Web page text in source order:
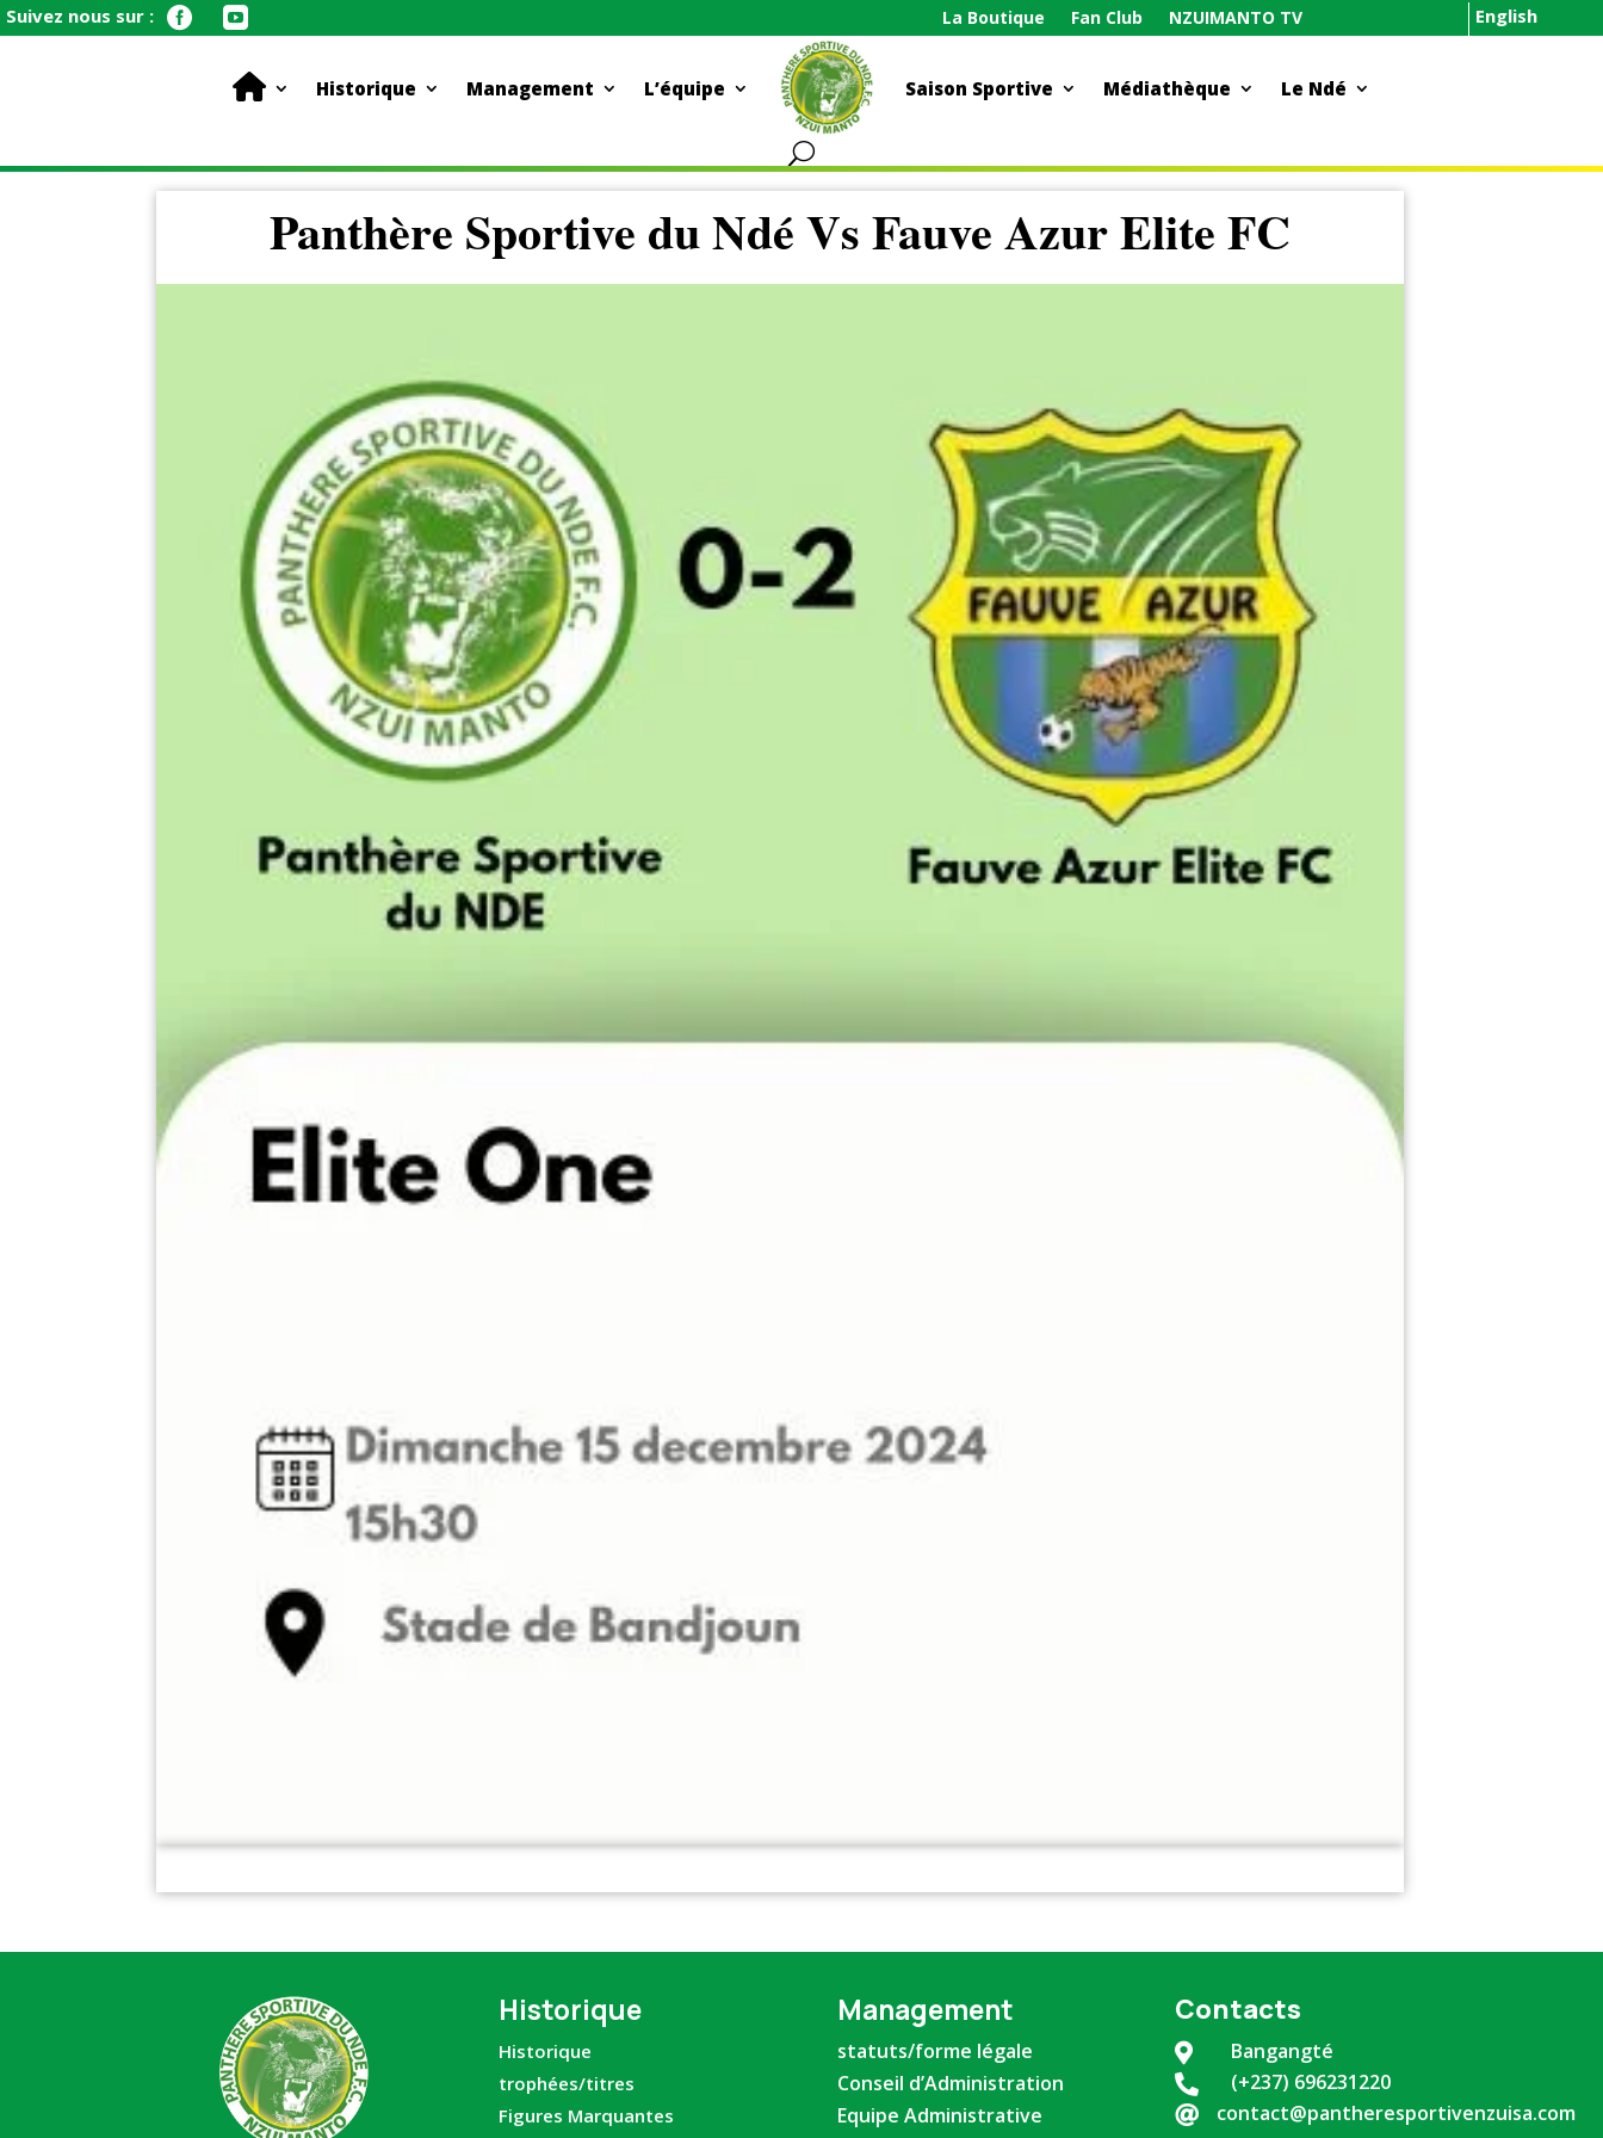
Suivez nous sur :   La Boutique Fan Club NZUIMANTO TV English
Historique Management L’équipe Saison Sportive Médiathèque Le Ndé
Panthère Sportive du Ndé Vs Fauve Azur Elite FC
Historique
Historique
trophées/titres
Figures Marquantes
Management
statuts/forme légale
Conseil d’Administration
Equipe Administrative
Contacts
 Bangangté
 (+237) 696231220
 contact@pantheresportivenzuisa.com